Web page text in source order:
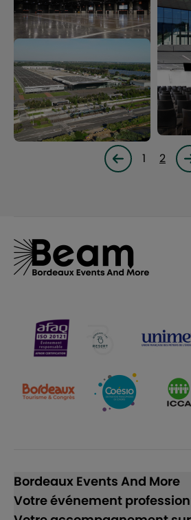
Page1 2
Bordeaux Events And More
Votre événement